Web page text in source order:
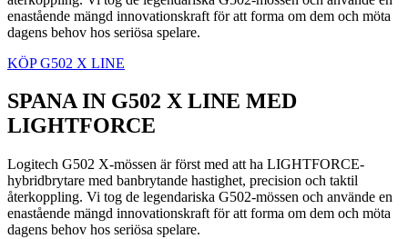
enastående mängd innovationskraft för att forma om dem och möta
dagens behov hos seriösa spelare.
KÖP G502 X LINE
SPANA IN G502 X LINE MED
LIGHTFORCE
Logitech G502 X-mössen är först med att ha LIGHTFORCE-
hybridbrytare med banbrytande hastighet, precision och taktil
återkoppling. Vi tog de legendariska G502-mössen och använde en
enastående mängd innovationskraft för att forma om dem och möta
dagens behov hos seriösa spelare.